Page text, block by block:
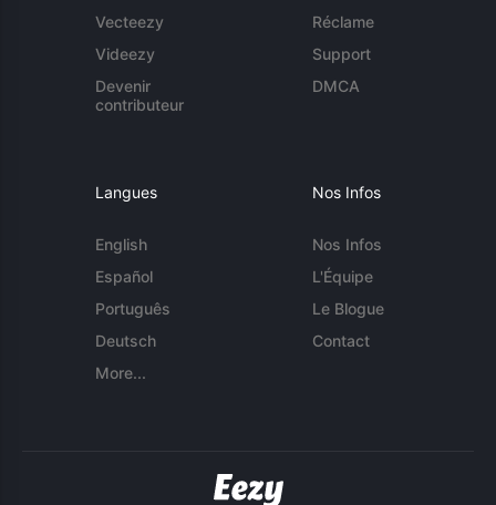
Vecteezy
Videezy
Devenir
contributeur
Réclame
Support
DMCA
Langues
English
Español
Português
Deutsch
More...
Nos Infos
Nos Infos
L'Équipe
Le Blogue
Contact